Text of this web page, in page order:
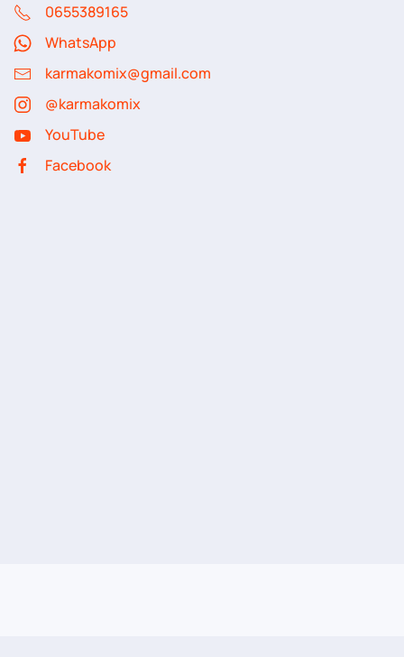
0655389165
WhatsApp
karmakomix@gmail.com
@karmakomix
YouTube
Facebook